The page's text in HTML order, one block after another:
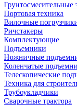
Грунтосмесительные
Портовая техника
Вилочные
Ричстакеры
Комплектующие
Подъемники
Ножничные
Коленчатые
Телескопические
Техника для
Трубоукладчики
Сварочные трактора